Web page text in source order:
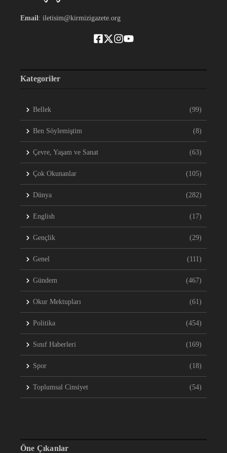
Email: iletisim@kirmizigazete.org
Kategoriler
Bellek (99)
Ben Söylemiştim (8)
Çevre, Yaşam ve Sanat (63)
Çok Okunanlar (105)
Dünya (282)
English (17)
Gençlik (29)
Genel (111)
Gündem (467)
Okur Mektupları (61)
Politika (454)
Sınıf Haberleri (169)
Spor (18)
Toplumsal Cinsiyet (54)
Öne Çıkanlar